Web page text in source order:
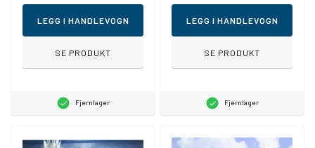
LEGG I HANDLEVOGN
SE PRODUKT
Fjernlager
LEGG I HANDLEVOGN
SE PRODUKT
Fjernlager